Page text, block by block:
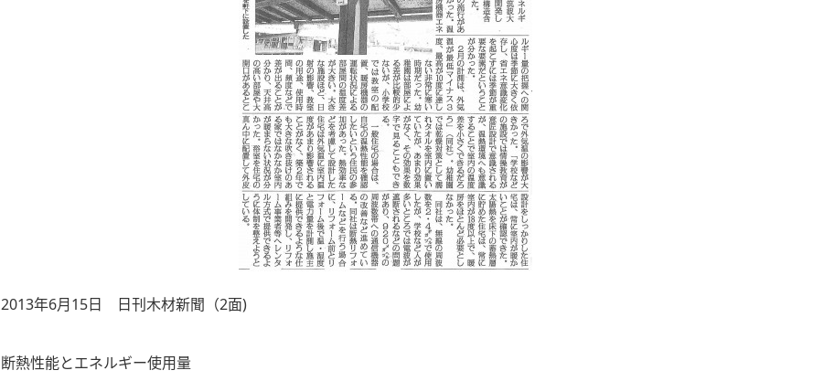
2013年6月15日 日刊木材新聞（2面)
断熱性能とエネルギー使用量